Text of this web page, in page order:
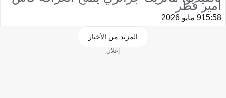
أمير قطر
15:589 مايو 2026
المزيد من الأخبار
إعلان